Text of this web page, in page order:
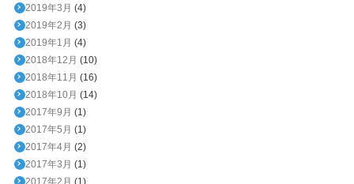
2019年3月 (4)
2019年2月 (3)
2019年1月 (4)
2018年12月 (10)
2018年11月 (16)
2018年10月 (14)
2017年9月 (1)
2017年5月 (1)
2017年4月 (2)
2017年3月 (1)
2017年2月 (1)